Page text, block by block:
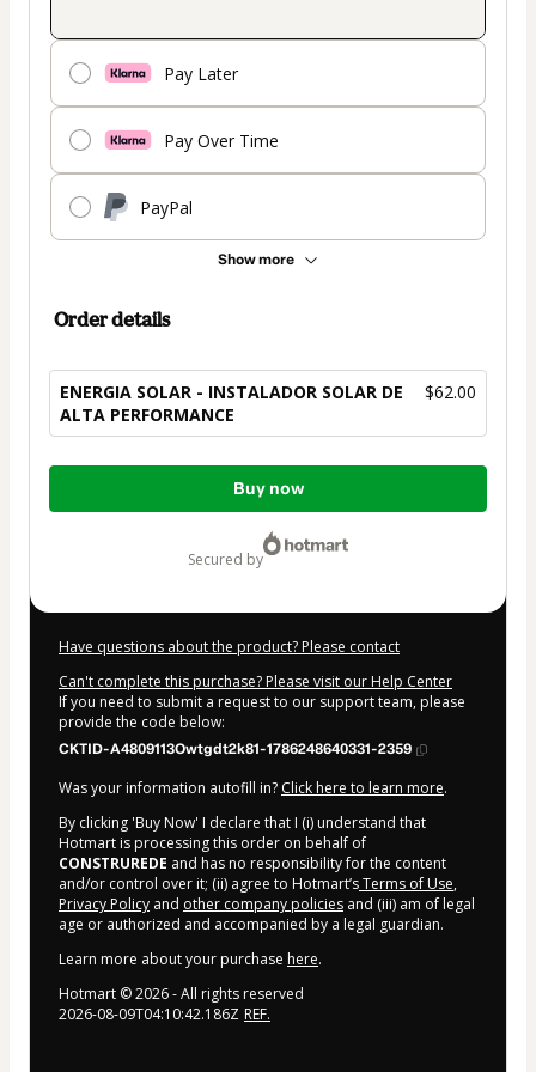
Pay Later
Pay Over Time
PayPal
Show more
Order details
ENERGIA SOLAR - INSTALADOR SOLAR DE
ALTA PERFORMANCE
$62.00
Total
Buy now
secured by
Have questions about the product? Please contact
Can't complete this purchase? Please visit our Help Center
If you need to submit a request to our support team, please
provide the code below:
CKTID-A4809113Owtgdt2k81-1786248640331-2359
Was your information autofill in? Click here to learn more.
By clicking 'Buy Now' I declare that I (i) understand that
Hotmart is processing this order on behalf of
CONSTRUREDE and has no responsibility for the content
and/or control over it; (ii) agree to Hotmart’sTerms of Use,
Privacy Policy and other company policies and (iii) am of legal
age or authorized and accompanied by a legal guardian.
Learn more about your purchase here.
Hotmart ©2026- All rights reserved
2026-08-09T04:10:42.186Z REF.